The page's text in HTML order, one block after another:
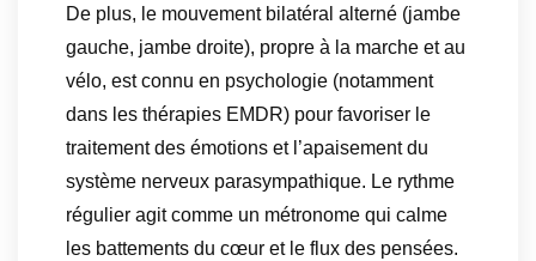
De plus, le mouvement bilatéral alterné (jambe
gauche, jambe droite), propre à la marche et au
vélo, est connu en psychologie (notamment
dans les thérapies EMDR) pour favoriser le
traitement des émotions et l’apaisement du
système nerveux parasympathique. Le rythme
régulier agit comme un métronome qui calme
les battements du cœur et le flux des pensées.